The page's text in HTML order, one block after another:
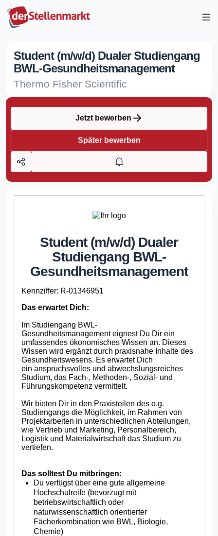
Student (m/w/d) Dualer Studiengang
BWL-Gesundheitsmanagement
Thermo Fisher Scientific
Jetzt bewerben
Später bewerben
Student (m/w/d) Dualer
Studiengang BWL-
Gesundheitsmanagement
Kennziffer: R-01346951
Das erwartet Dich:
Im Studiengang BWL-
Gesundheitsmanagement eignest Du Dir ein
umfassendes ökonomisches Wissen an. Dieses
Wissen wird ergänzt durch praxisnahe Inhalte des
Gesundheitswesens. Es erwartet Dich
ein anspruchsvolles und abwechslungsreiches
Studium, das Fach-, Methoden-, Sozial- und
Führungskompetenz vermittelt.
Wir bieten Dir in den Praxisteilen des o.g.
Studiengangs die Möglichkeit, im Rahmen von
Projektarbeiten in unterschiedlichen Abteilungen,
wie Vertrieb und Marketing, Personalbereich,
Logistik und Materialwirtschaft das Studium zu
vertiefen.
Das solltest Du mitbringen:
Du verfügst über eine gute allgemeine
Hochschulreife (bevorzugt mit
betriebswirtschaftlich oder
naturwissenschaftlich orientierter
Fächerkombination wie BWL, Biologie,
Chemie)